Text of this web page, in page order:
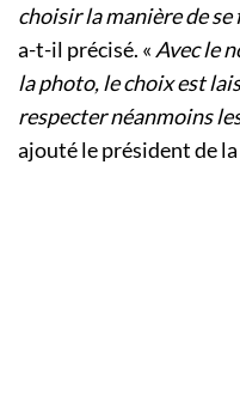
choisir la manière de
a-t-il précisé. « Avec le
la photo, le choix est
respecter néanmoins
ajouté le président de